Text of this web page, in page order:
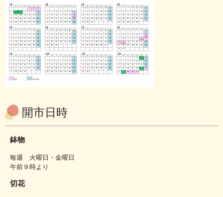
開市日時
鉢物
毎週 火曜日・金曜日
午前９時より
切花